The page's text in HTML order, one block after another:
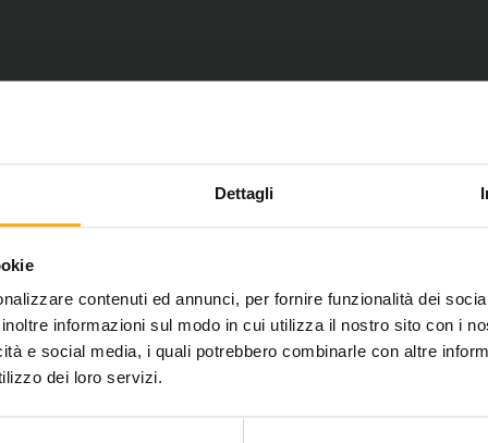
Dettagli
contenuti ed annunci, per fornire funzionalità dei
informazioni sul modo in cui utilizza il nostro sito con i
e social media, i quali potrebbero combinarle con altre
dei loro servizi.